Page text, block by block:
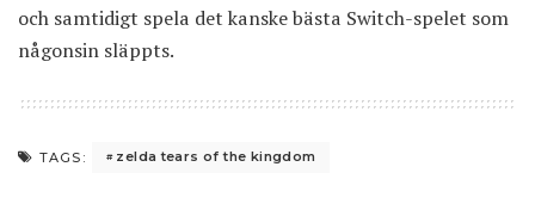
och samtidigt spela det kanske bästa Switch-spelet som
någonsin släppts.
TAGS: zelda tears of the kingdom